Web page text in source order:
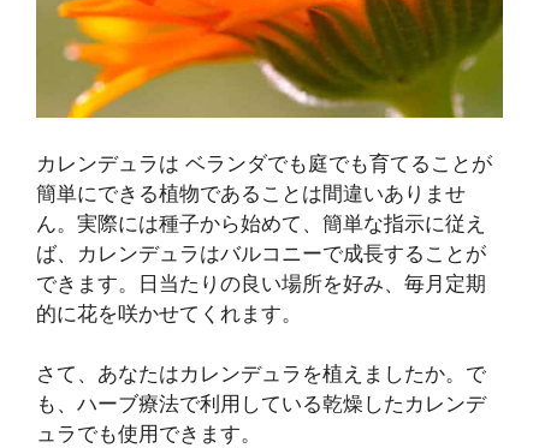
カレンデュラは ベランダでも庭でも育てることが
簡単にできる植物であることは間違いありませ
ん。実際には種子から始めて、簡単な指示に従え
ば、カレンデュラはバルコニーで成長することが
できます。日当たりの良い場所を好み、毎月定期
的に花を咲かせてくれます。
さて、あなたはカレンデュラを植えましたか。で
も、ハーブ療法で利用している乾燥したカレンデ
ュラでも使用できます。